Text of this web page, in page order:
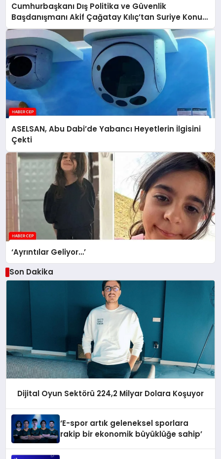
Cumhurbaşkanı Dış Politika ve Güvenlik
Başdanışmanı Akif Çağatay Kılıç’tan Suriye Konulu
Panelde Önemli Değerlendirmeler
ASELSAN, Abu Dabi’de Yabancı Heyetlerin İlgisini
Çekti
‘Ayrıntılar Geliyor…’
Son Dakika
Dijital Oyun Sektörü 224,2 Milyar Dolara Koşuyor
‘E-spor artık geleneksel sporlara
rakip bir ekonomik büyüklüğe sahip’